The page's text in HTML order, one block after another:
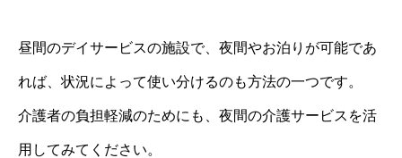
昼間のデイサービスの施設で、夜間やお泊りが可能であ
れば、状況によって使い分けるのも方法の一つです。
介護者の負担軽減のためにも、夜間の介護サービスを活
用してみてください。